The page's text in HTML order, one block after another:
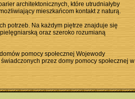
architektonicznych, które utrudniałyby
mieszkańcom kontakt z naturą.
potrzeb. Na każdym piętrze znajduje się
oraz szeroko rozumianą
pomocy społecznej Wojewody
przez domy pomocy społecznej w